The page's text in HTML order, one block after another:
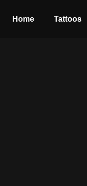
Home Tattoos